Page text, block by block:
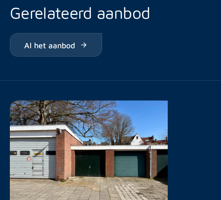
Gerelateerd aanbod
Al het aanbod